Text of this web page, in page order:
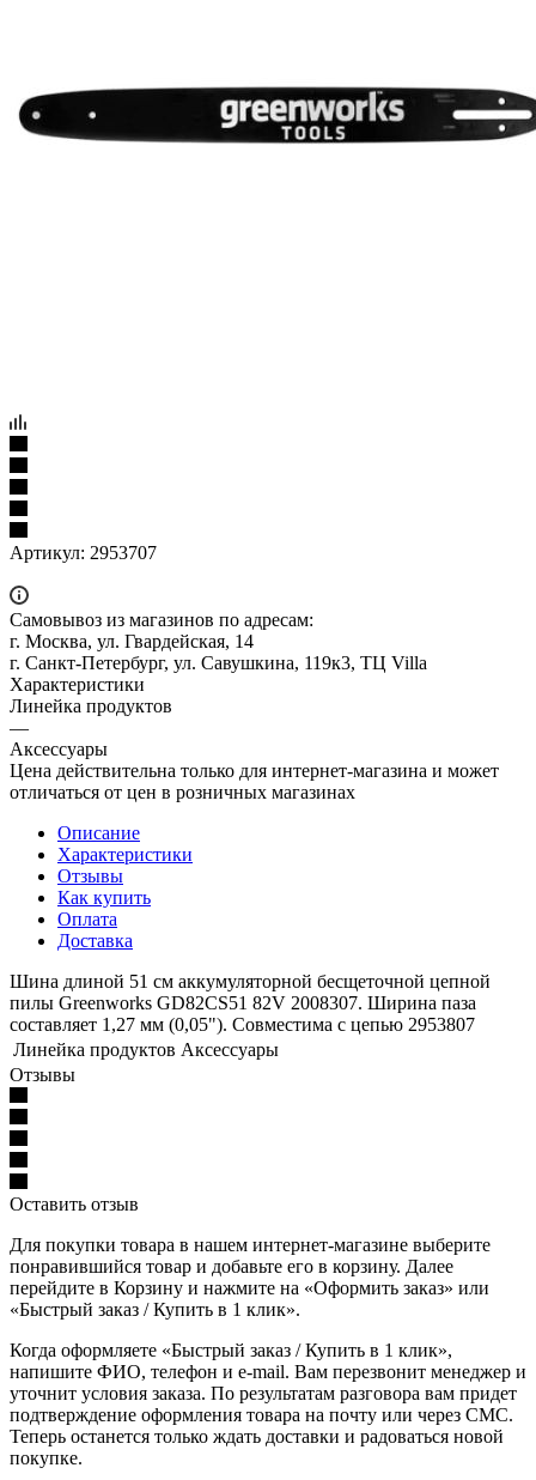
Артикул: 2953707
Самовывоз из магазинов по адресам:
г. Москва, ул. Гвардейская, 14
г. Санкт-Петербург, ул. Савушкина, 119к3, ТЦ Villa
Характеристики
Линейка продуктов
—
Аксессуары
Цена действительна только для интернет-магазина и может
отличаться от цен в розничных магазинах
Описание
Характеристики
Отзывы
Как купить
Оплата
Доставка
Шина длиной 51 см аккумуляторной бесщеточной цепной
пилы Greenworks GD82CS51 82V 2008307. Ширина паза
составляет 1,27 мм (0,05"). Совместима с цепью 2953807
Линейка продуктов Аксессуары
Отзывы
Оставить отзыв
Для покупки товара в нашем интернет-магазине выберите
понравившийся товар и добавьте его в корзину. Далее
перейдите в Корзину и нажмите на «Оформить заказ» или
«Быстрый заказ / Купить в 1 клик».
Когда оформляете «Быстрый заказ / Купить в 1 клик»,
напишите ФИО, телефон и e-mail. Вам перезвонит менеджер и
уточнит условия заказа. По результатам разговора вам придет
подтверждение оформления товара на почту или через СМС.
Теперь останется только ждать доставки и радоваться новой
покупке.